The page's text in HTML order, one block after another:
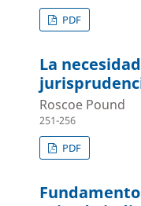
PDF
La
Roscoe Pound
251-256
PDF